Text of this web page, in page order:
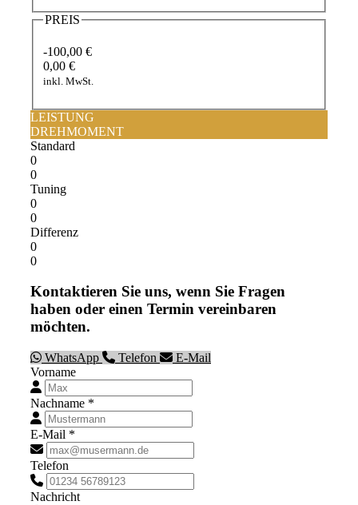
PREIS
-100,00 €
0,00 €
inkl. MwSt.
LEISTUNG
DREHMOMENT
Standard
0
0
Tuning
0
0
Differenz
0
0
Kontaktieren Sie uns, wenn Sie Fragen
haben oder einen Termin vereinbaren
möchten.
WhatsApp Telefon
E-Mail
Vorname
Nachname *
E-Mail *
Telefon
Nachricht